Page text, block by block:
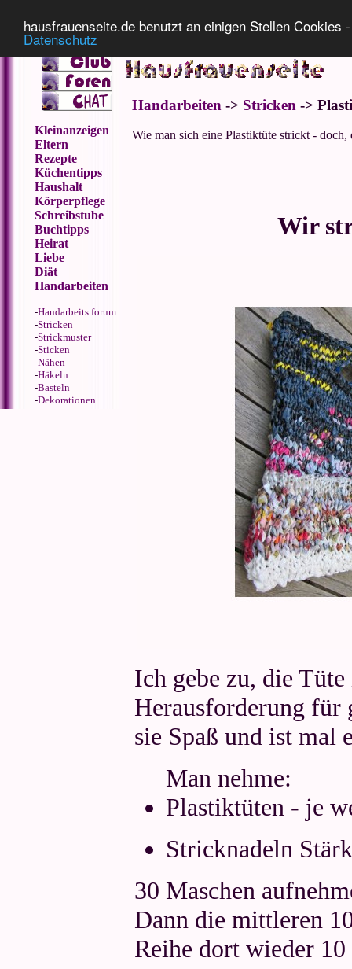
hausfrauenseite.de benutzt an einigen Stellen
Datenschutz
Kleinanzeigen
Eltern
Rezepte
Küchentipps
Haushalt
Körperpflege
Schreibstube
Buchtipps
Heirat
Liebe
Diät
Handarbeiten
-Handarbeits forum
-Stricken
-Strickmuster
-Sticken
-Nähen
-Häkeln
-Basteln
-Dekorationen
Handarbeiten -> Stricken ->
Wie man sich eine Plastiktüte strickt - doch,
Wir
Ich gebe zu, die
Herausforderung für
sie Spaß und ist mal
Man nehme:
Plastiktüten - je
Stricknadeln
30 Maschen
Dann die mittleren
Reihe dort wieder